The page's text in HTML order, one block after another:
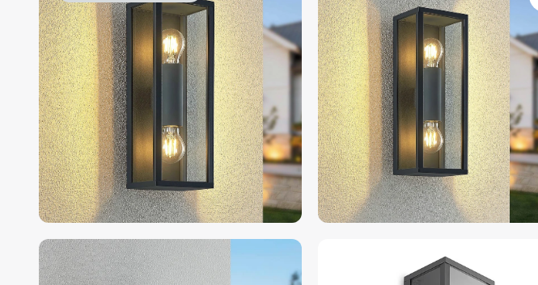
slutet
av
bildgalleriet